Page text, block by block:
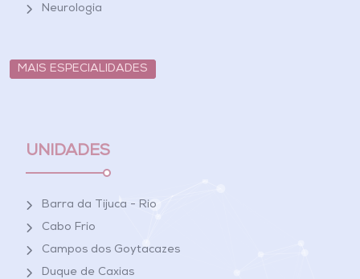
Neurologia
MAIS ESPECIALIDADES
UNIDADES
Barra da Tijuca - Rio
Cabo Frio
Campos dos Goytacazes
Duque de Caxias